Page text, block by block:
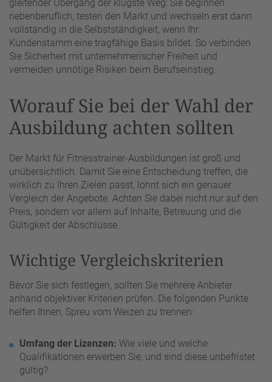
gleitender Übergang der klügste Weg: Sie beginnen
nebenberuflich, testen den Markt und wechseln erst dann
vollständig in die Selbstständigkeit, wenn Ihr
Kundenstamm eine tragfähige Basis bildet. So verbinden
Sie Sicherheit mit unternehmerischer Freiheit und
vermeiden unnötige Risiken beim Berufseinstieg.
Worauf Sie bei der Wahl der
Ausbildung achten sollten
Der Markt für Fitnesstrainer-Ausbildungen ist groß und
unübersichtlich. Damit Sie eine Entscheidung treffen, die
wirklich zu Ihren Zielen passt, lohnt sich ein genauer
Vergleich der Angebote. Achten Sie dabei nicht nur auf den
Preis, sondern vor allem auf Inhalte, Betreuung und die
Gültigkeit der Abschlüsse.
Wichtige Vergleichskriterien
Bevor Sie sich festlegen, sollten Sie mehrere Anbieter
anhand objektiver Kriterien prüfen. Die folgenden Punkte
helfen Ihnen, Spreu vom Weizen zu trennen:
Umfang der Lizenzen: Wie viele und welche
Qualifikationen erwerben Sie, und sind diese unbefristet
gültig?